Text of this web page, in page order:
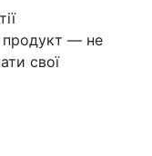
продукт — не
свої